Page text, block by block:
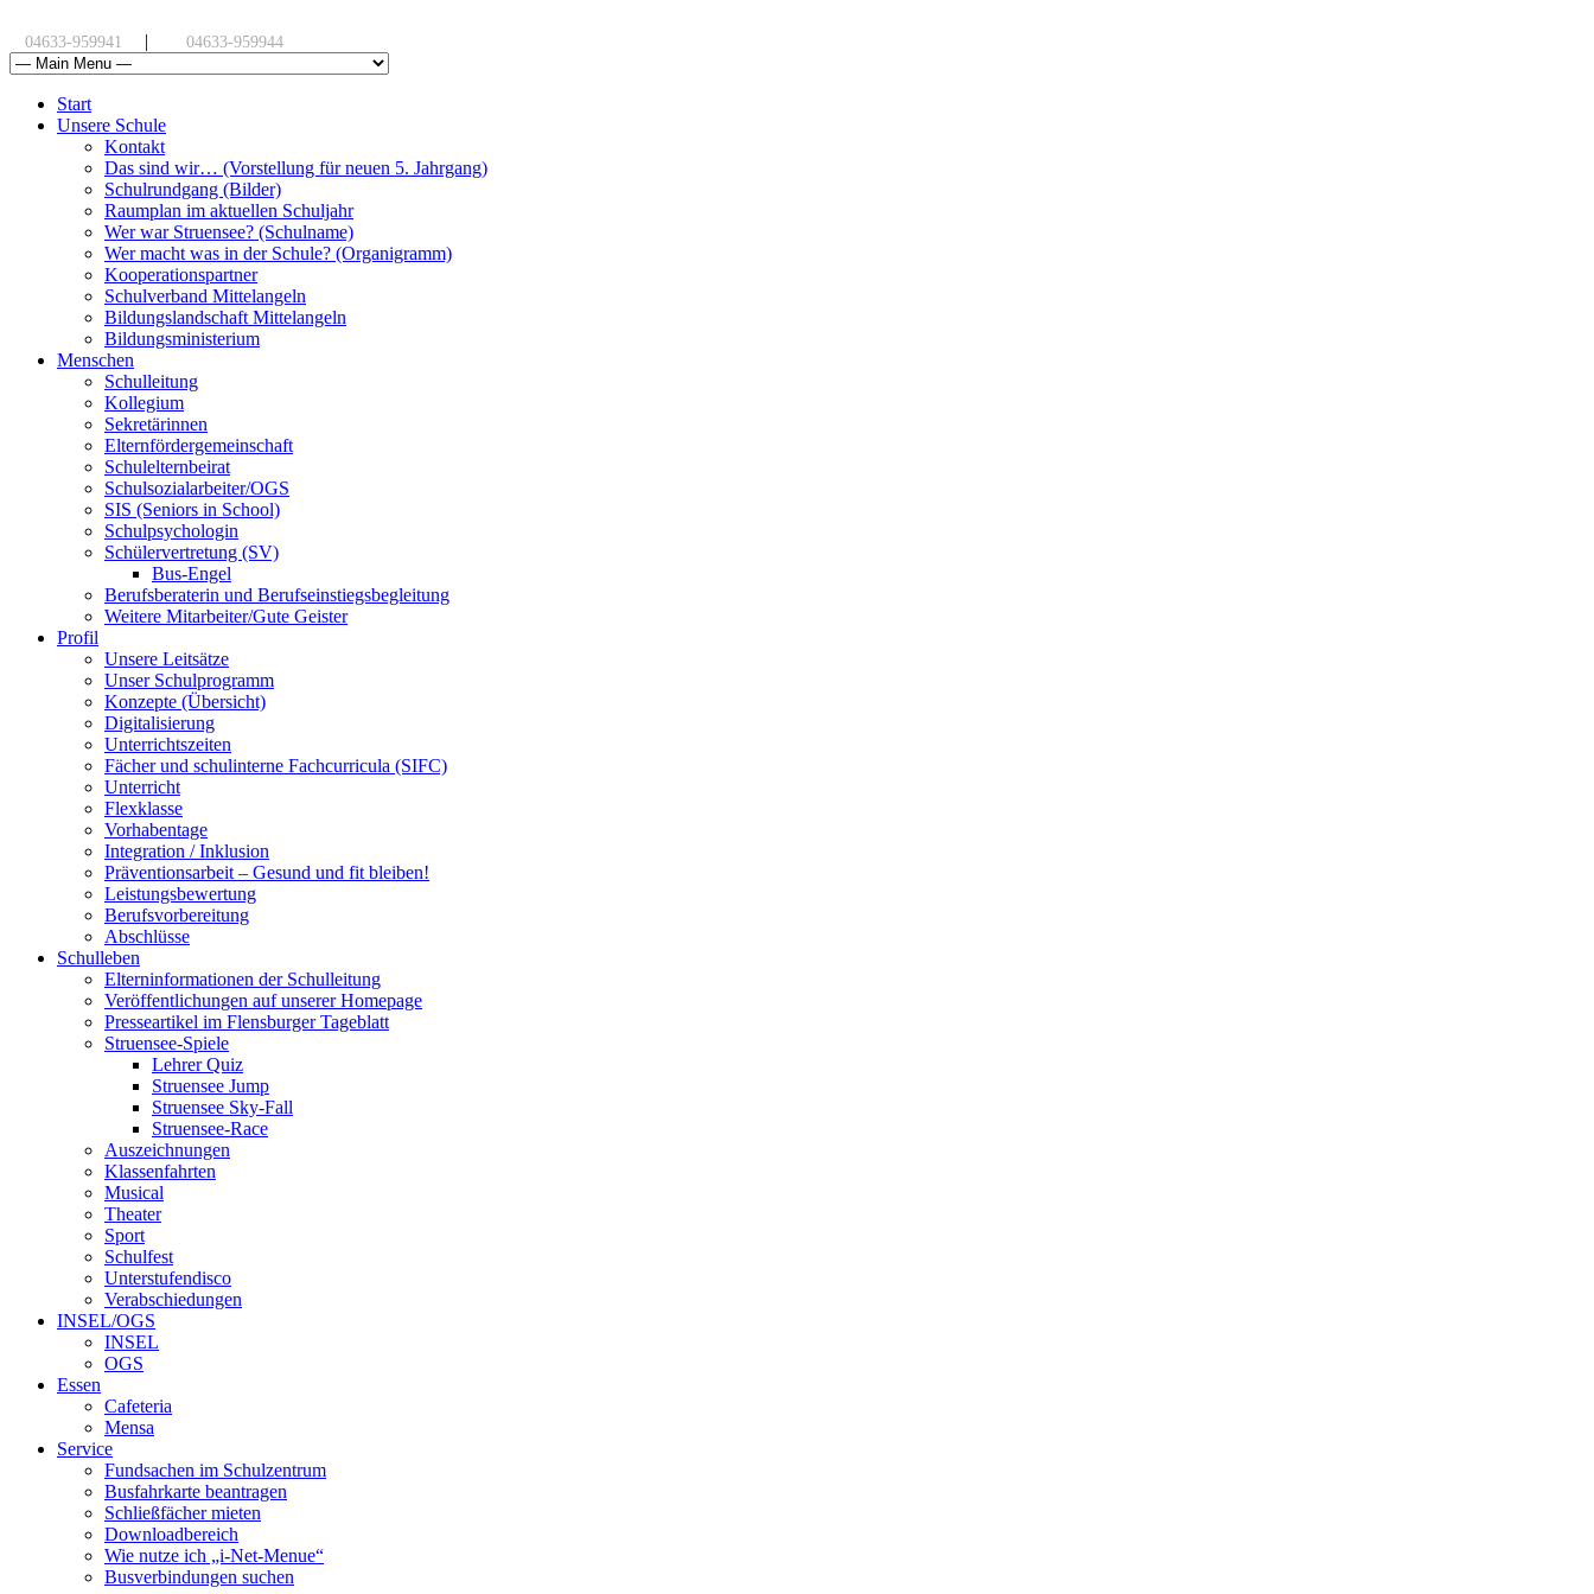
04633-959941 | 04633-959944
Start
Unsere Schule
Kontakt
Das sind wir… (Vorstellung für neuen 5. Jahrgang)
Schulrundgang (Bilder)
Raumplan im aktuellen Schuljahr
Wer war Struensee? (Schulname)
Wer macht was in der Schule? (Organigramm)
Kooperationspartner
Schulverband Mittelangeln
Bildungslandschaft Mittelangeln
Bildungsministerium
Menschen
Schulleitung
Kollegium
Sekretärinnen
Elternfördergemeinschaft
Schulelternbeirat
Schulsozialarbeiter/OGS
SIS (Seniors in School)
Schulpsychologin
Schülervertretung (SV)
Bus-Engel
Berufsberaterin und Berufseinstiegsbegleitung
Weitere Mitarbeiter/Gute Geister
Profil
Unsere Leitsätze
Unser Schulprogramm
Konzepte (Übersicht)
Digitalisierung
Unterrichtszeiten
Fächer und schulinterne Fachcurricula (SIFC)
Unterricht
Flexklasse
Vorhabentage
Integration / Inklusion
Präventionsarbeit – Gesund und fit bleiben!
Leistungsbewertung
Berufsvorbereitung
Abschlüsse
Schulleben
Elterninformationen der Schulleitung
Veröffentlichungen auf unserer Homepage
Presseartikel im Flensburger Tageblatt
Struensee-Spiele
Lehrer Quiz
Struensee Jump
Struensee Sky-Fall
Struensee-Race
Auszeichnungen
Klassenfahrten
Musical
Theater
Sport
Schulfest
Unterstufendisco
Verabschiedungen
INSEL/OGS
INSEL
OGS
Essen
Cafeteria
Mensa
Service
Fundsachen im Schulzentrum
Busfahrkarte beantragen
Schließfächer mieten
Downloadbereich
Wie nutze ich „i-Net-Menue“
Busverbindungen suchen